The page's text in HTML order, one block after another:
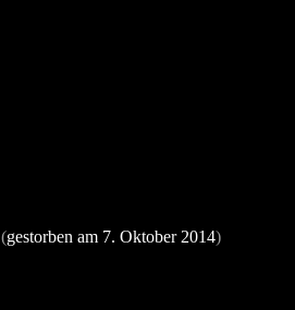
(gestorben am 7. Oktober 2014)